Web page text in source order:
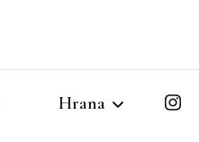
Hrana